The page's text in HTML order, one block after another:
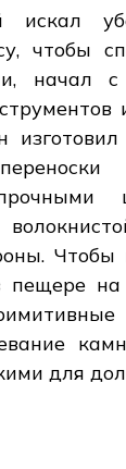
искал
чтобы
начал с
Чтобы
на
для